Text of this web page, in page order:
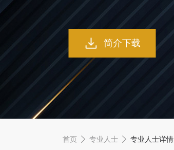
简介下载
首页 专业人士 专业人士详情